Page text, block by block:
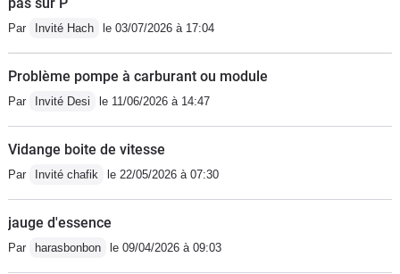
Par Invité Hach le 03/07/2026 à 17:04
Problème pompe à carburant ou module
Par Invité Desi le 11/06/2026 à 14:47
Vidange boite de vitesse
Par Invité chafik le 22/05/2026 à 07:30
jauge d'essence
Par harasbonbon le 09/04/2026 à 09:03